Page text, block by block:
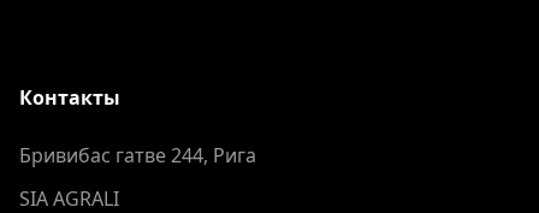
Контакты
Бривибас гатве 244, Рига
SIA AGRALI